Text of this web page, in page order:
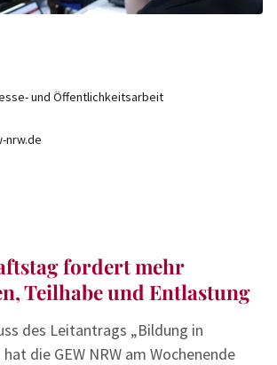
und Öffentlichkeitsarbeit
nrw.de
fordert mehr
Teilhabe und Entlastung
des Leitantrags „Bildung in
die GEW NRW am Wochenende